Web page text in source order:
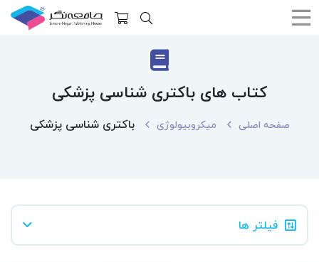
کتاب های باکتری شناسی پزشکی
صفحه اصلی میکروبیولوژی باکتری شناسی پزشکی
فیلتر ها